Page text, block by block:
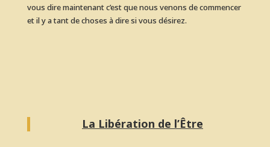
vous dire maintenant c’est que nous venons de commencer
et il y a tant de choses à dire si vous désirez.
La Libération de l’Être